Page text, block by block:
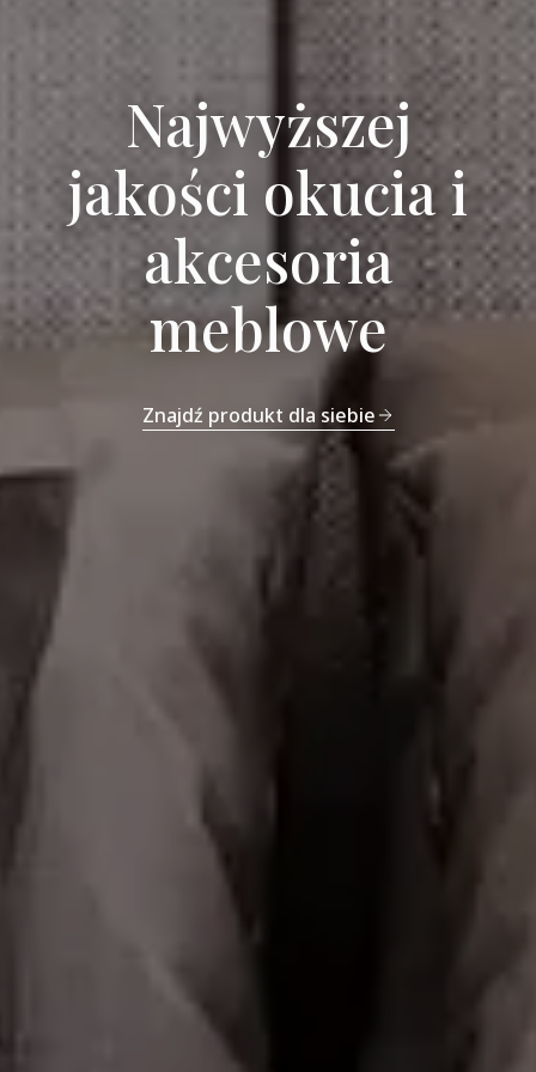
Najwyższej
jakości okucia i
akcesoria
meblowe
Znajdź produkt dla siebie